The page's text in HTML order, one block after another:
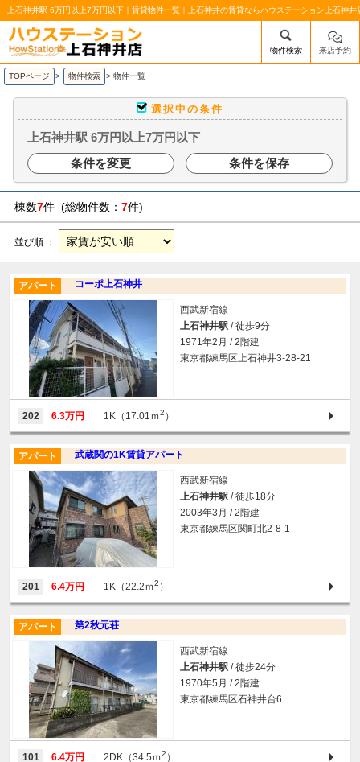
上石神井駅 6万円以上7万円以下｜賃貸物件一覧｜上石神井の賃貸ならハウステーション上石神井
/mobile_img/head-logo.png
物件検索 来店予約
TOPページ > 物件検索 > 物件一覧
選択中の条件
上石神井駅 6万円以上7万円以下
条件を変更
条件を保存
棟数7件 (総物件数： 7件)
並び順 ：
コーポ上石神井
アパート
西武新宿線
上石神井駅 / 徒歩9分
1971年2月 / 2階建
東京都練馬区上石神井3-28-21
202 6.3万円 1K（17.01ｍ2 ）
武蔵関の1K賃貸アパート
アパート
西武新宿線
上石神井駅 / 徒歩18分
2003年3月 / 2階建
東京都練馬区関町北2-8-1
201 6.4万円 1K（22.2ｍ2 ）
第2秋元荘
アパート
西武新宿線
上石神井駅 / 徒歩24分
1970年5月 / 2階建
東京都練馬区石神井台6
101 6.4万円 2DK（34.5ｍ2 ）